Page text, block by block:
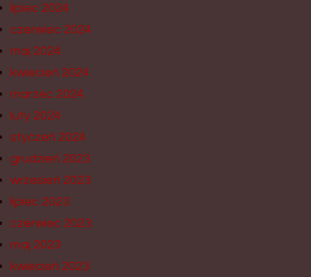
lipiec 2024
czerwiec 2024
maj 2024
kwiecień 2024
marzec 2024
luty 2024
styczeń 2024
grudzień 2023
wrzesień 2023
lipiec 2023
czerwiec 2023
maj 2023
kwiecień 2023